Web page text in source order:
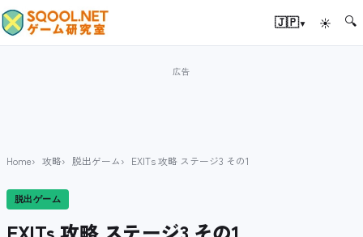
🇯🇵▾ ☀ 🔍
Home 攻略 脱出ゲーム EXITs 攻略 ステージ3 その1
脱出ゲーム